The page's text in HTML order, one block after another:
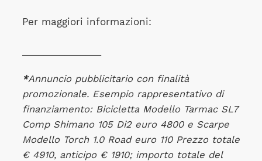
Per maggiori informazioni:
*Annuncio pubblicitario con finalità
promozionale. Esempio rappresentativo di
finanziamento: Bicicletta Modello Tarmac SL7
Comp Shimano 105 Di2 euro 4800 e Scarpe
Modello Torch 1.0 Road euro 110 Prezzo totale
€ 4910, anticipo € 1910; importo totale del